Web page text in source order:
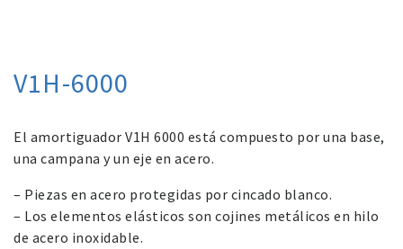
V1H-6000
El amortiguador V1H 6000 está compuesto por una base,
una campana y un eje en acero.
– Piezas en acero protegidas por cincado blanco.
– Los elementos elásticos son cojines metálicos en hilo
de acero inoxidable.